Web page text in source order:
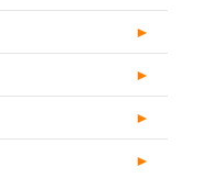
►
►
►
►